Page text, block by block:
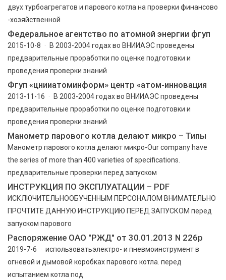
двух турбоагрегатов и парового котла на проверки финансово
-хозяйственной
Федеральное агентство по атомной энергии фгуп
2015-10-8 · В 2003-2004 годах во ВНИИАЭС проведены
предварительные проработки по оценке подготовки и
проведения проверки знаний
Фгуп «цнииатоминформ» центр «атом-инновация
2013-11-16 · В 2003-2004 годах во ВНИИАЭС проведены
предварительные проработки по оценке подготовки и
проведения проверки знаний
Манометр парового котла делают микро – Типы
Манометр парового котла делают микро-Our company have
the series of more than 400 varieties of specifications.
предварительные проверки перед запуском
ИНСТРУКЦИЯ ПО ЭКСПЛУАТАЦИИ – PDF
ИСКЛЮЧИТЕЛЬНООБУЧЕННЫМ ПЕРСОНАЛОМ ВНИМАТЕЛЬНО
ПРОЧТИТЕ ДАННУЮ ИНСТРУКЦИЮ ПЕРЕД ЗАПУСКОМ перед
запуском парового
Распоряжение ОАО "РЖД" от 30.01.2013 N 226р
2019-7-6 · использоватьэлектро- и пневмоинструмент в
огневой и дымовой коробках парового котла. перед
испытанием котла под